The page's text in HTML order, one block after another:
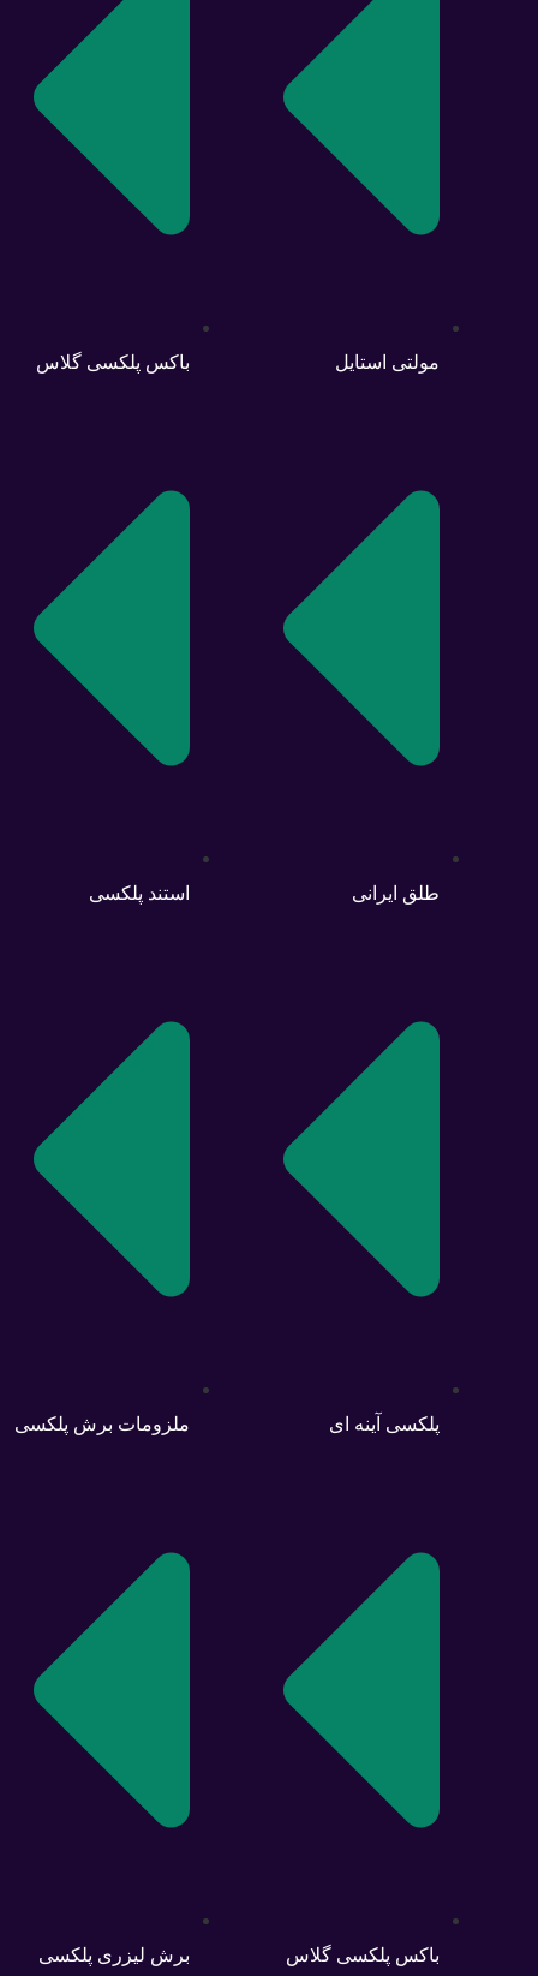
باکس پلکسی گلاس
استند پلکسی
ملزومات برش پلکسی
برش لیزری پلکسی
مولتی استایل
طلق ایرانی
پلکسی آینه ای
باکس پلکسی گلاس